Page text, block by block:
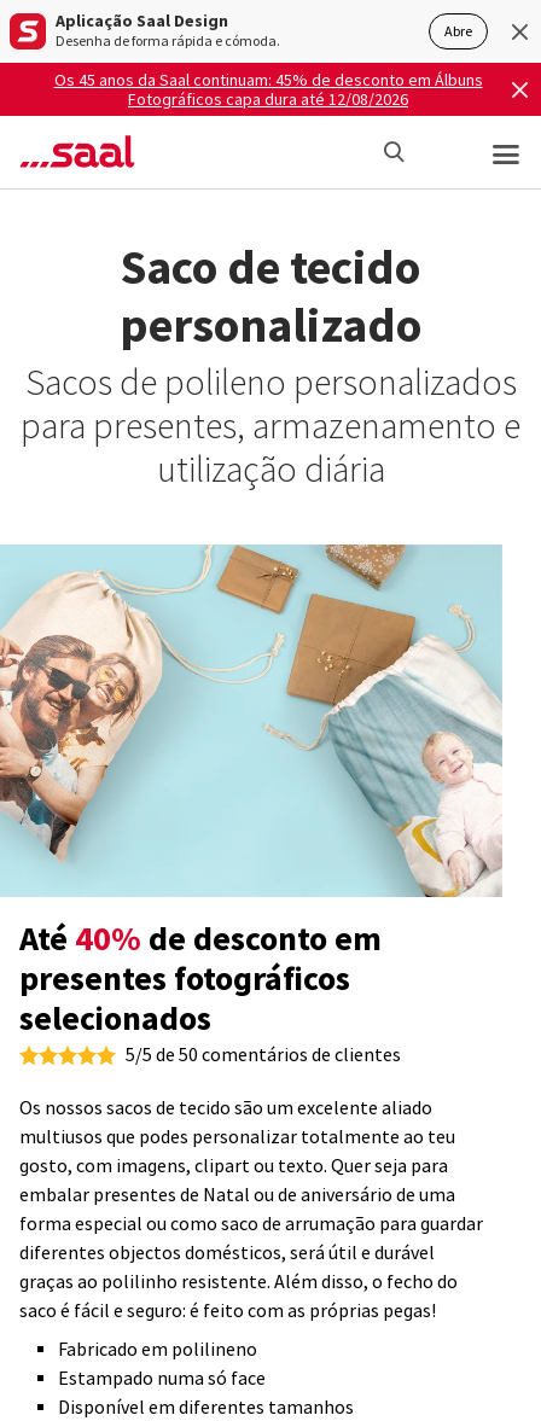
Aplicação Saal Design
Desenha de forma rápida e cómoda. Abre
Os 45 anos da Saal continuam: 45% de desconto em Álbuns
Fotográficos capa dura até 12/08/2026
Saco de tecido
personalizado
Sacos de polileno personalizados
para presentes, armazenamento e
utilização diária
Até 40% de desconto em
presentes fotográficos
selecionados
5/5 de 50 comentários de clientes
Os nossos sacos de tecido são um excelente aliado
multiusos que podes personalizar totalmente ao teu
gosto, com imagens, clipart ou texto. Quer seja para
embalar presentes de Natal ou de aniversário de uma
forma especial ou como saco de arrumação para guardar
diferentes objectos domésticos, será útil e durável
graças ao polilinho resistente. Além disso, o fecho do
saco é fácil e seguro: é feito com as próprias pegas!
Fabricado em polilineno
Estampado numa só face
Disponível em diferentes tamanhos